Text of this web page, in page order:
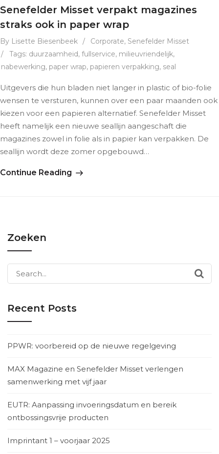
Senefelder Misset verpakt magazines
straks ook in paper wrap
By Lisette Biesenbeek / Corporate, Senefelder Misset
/
Tags: duurzaamheid, fullservice, milieuvriendelijk,
nabewerking, paper wrap, papieren verpakking, seal
Uitgevers die hun bladen niet langer in plastic of bio-folie
wensen te versturen, kunnen over een paar maanden ook
kiezen voor een papieren alternatief. Senefelder Misset
heeft namelijk een nieuwe seallijn aangeschaft die
magazines zowel in folie als in papier kan verpakken. De
seallijn wordt deze zomer opgebouwd…
Continue Reading
Zoeken
Search
for:
Recent Posts
PPWR: voorbereid op de nieuwe regelgeving
MAX Magazine en Senefelder Misset verlengen
samenwerking met vijf jaar
EUTR: Aanpassing invoeringsdatum en bereik
ontbossingsvrije producten
Imprintant 1 – voorjaar 2025